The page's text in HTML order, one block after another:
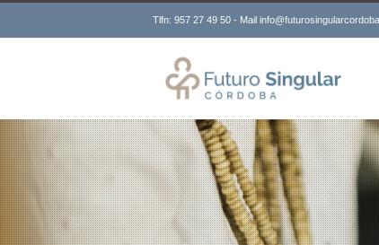
Tlfn: 957 27 49 50 - Mail